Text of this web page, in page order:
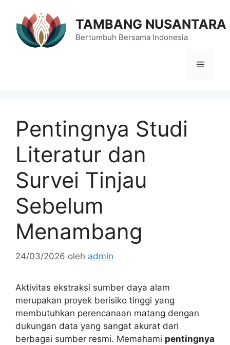
TAMBANG NUSANTARA
Bertumbuh Bersama Indonesia
Menu
Pentingnya Studi
Literatur dan
Survei Tinjau
Sebelum
Menambang
24/03/2026 oleh admin
Aktivitas ekstraksi sumber daya alam
merupakan proyek berisiko tinggi yang
membutuhkan perencanaan matang dengan
dukungan data yang sangat akurat dari
berbagai sumber resmi. Memahami pentingnya